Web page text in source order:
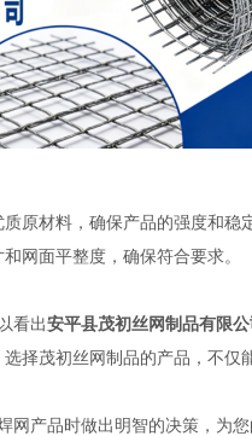
原材料，确保产品的强度和稳
网面平整度，确保符合要求。
看出安平县茂初丝网制品有限公
择茂初丝网制品的产品，不
产品时做出明智的决策，为您